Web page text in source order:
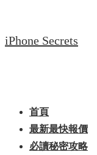
to
iPhone Secrets
Navigation
首頁
最新最快報價
必讀秘密攻略